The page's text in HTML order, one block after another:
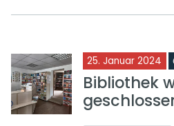
25. Januar 2024
Bibliothek